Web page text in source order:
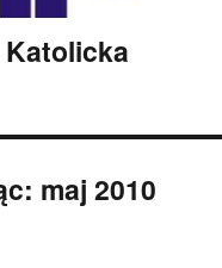
maj 2010